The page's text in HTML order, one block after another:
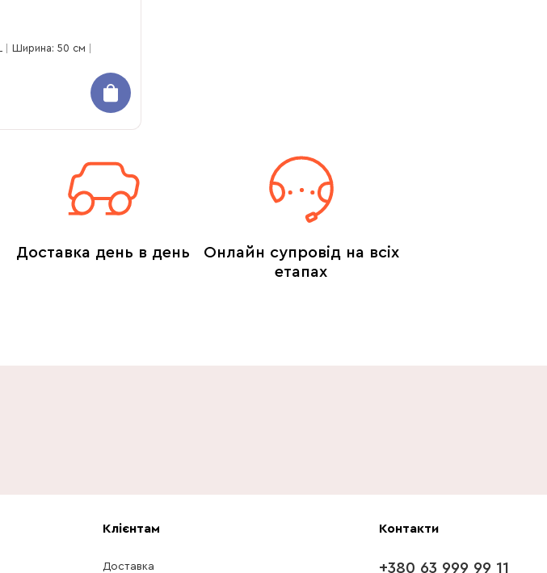
Ширина: 50 см
Доставка день в день
Онлайн супровід на всіх
етапах
Клієнтам
Доставка
Контакти
+380 63 999 99 11